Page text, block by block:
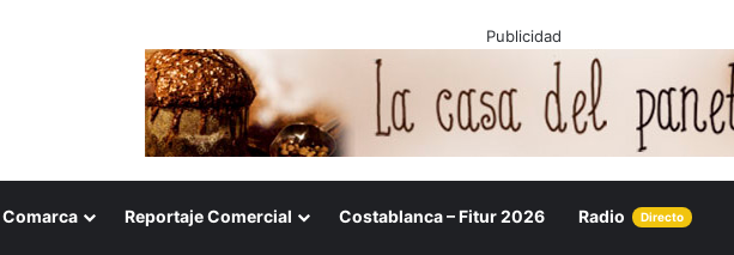
Publicidad
Comarca Reportaje Comercial Costablanca – Fitur 2026 Radio Directo